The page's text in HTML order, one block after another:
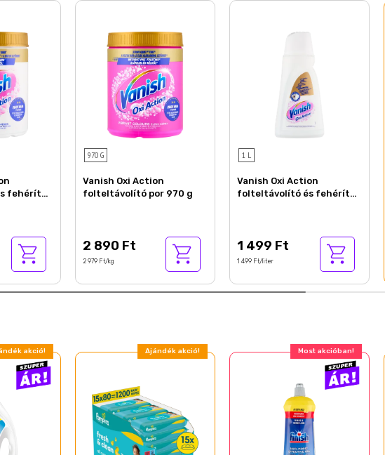
fehérítő
970 G
Vanish Oxi Action
folteltávolító por 970 g
2 890 Ft
2 979 Ft/kg
1 L
Vanish Oxi Action
folteltávolító és fehérítő
1 499 Ft
1 499 Ft/liter
akció! Ajándék akció! Most akcióban!